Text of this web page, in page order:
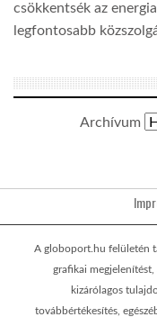
csökkentsék az
legfontosabb
Archívum
A globoport.hu felületén
grafikai
kizárólagos
továbbértékesítés,